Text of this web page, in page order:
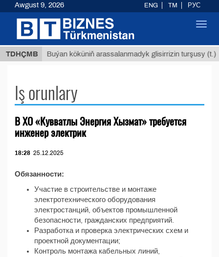
TDHÇMB
ТМТ Buýan köküniň arassalanmadyk glisirrizin turşusy (t.)
Iş orunlary
В ХО «Кувватлы Энергия Хызмат» требуется
инженер электрик
18:28 25.12.2025
Обязанности:
Участие в строительстве и монтаже
электротехнического оборудования
электростанций, объектов промышленной
безопасности, гражданских предприятий.
Разработка и проверка электрических схем и
проектной документации;
Контроль монтажа кабельных линий,
Awgust 9, 2026 ENG TM РУС